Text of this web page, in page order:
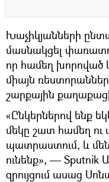
Խաչիկյանների
մասնակցել
որ համեղ խորոված
միայն
շարքային
«Ընկերներով ենք
մեկը շատ համեղ
պատրաստում, և
ունենք», — Sputnik
զրույցում ասաց